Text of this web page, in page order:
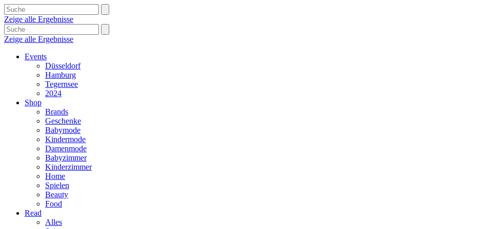
Zeige alle Ergebnisse
Zeige alle Ergebnisse
Events
Düsseldorf
Hamburg
Tegernsee
2024
Shop
Brands
Geschenke
Babymode
Kindermode
Damenmode
Babyzimmer
Kinderzimmer
Home
Spielen
Beauty
Food
Read
Alles